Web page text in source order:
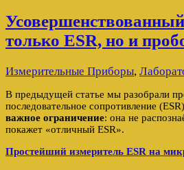
только ESR, но и
Измерительные Приборы,
В предыдущей статье мы разобрали
последовательное сопротивление
важное ограничение: она не
покажет «отличный ESR».
Простейший измеритель ESR на